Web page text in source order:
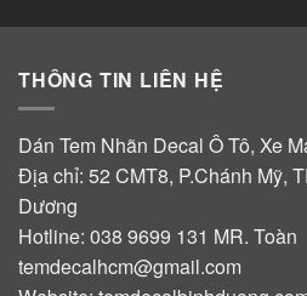
THÔNG TIN LIÊN HỆ
Dán Tem Nhãn Decal Ô Tô, Xe
Địa chỉ: 52 CMT8, P.Chánh Mỹ,
Dương
Hotline: 038 9699 131 MR. Toàn
temdecalhcm@gmail.com